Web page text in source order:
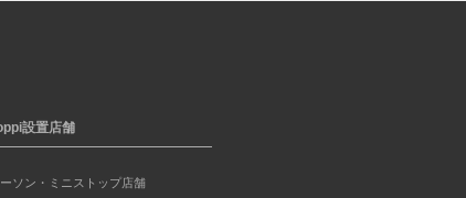
設置店舗
ーソン・ミニストップ店舗